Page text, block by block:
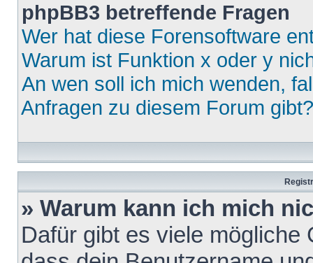
phpBB3 betreffende Fragen
Wer hat diese Forensoftware
Warum ist Funktion x oder y
An wen soll ich mich wenden,
Anfragen zu diesem Forum gibt?
» Warum kann ich mich
Dafür gibt es viele